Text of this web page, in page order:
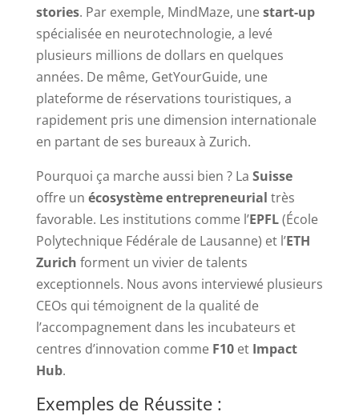
stories. Par exemple, MindMaze, unestart-up
spécialisée en neurotechnologie, a levé
plusieurs millions de dollars en quelques
années. De même, GetYourGuide, une
plateforme de réservations touristiques, a
rapidement pris une dimension internationale
en partant de ses bureaux à Zurich.
Pourquoi ça marche aussi bien ? La Suisse
offre un écosystème entrepreneurial très
favorable. Les institutions comme l’EPFL(École
Polytechnique Fédérale de Lausanne) et l’ETH
Zurich forment un vivier de talents
exceptionnels. Nous avons interviewé plusieurs
CEOs qui témoignent de la qualité de
l’accompagnement dans les incubateurs et
centres d’innovation comme F10et Impact
Hub.
Exemples de Réussite :